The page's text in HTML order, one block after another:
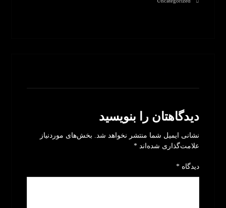
دیدگاهتان را بنویسید
نشانی ایمیل شما منتشر نخواهد شد. بخش‌های موردنیاز
علامت‌گذاری شده‌اند*
دیدگاه*